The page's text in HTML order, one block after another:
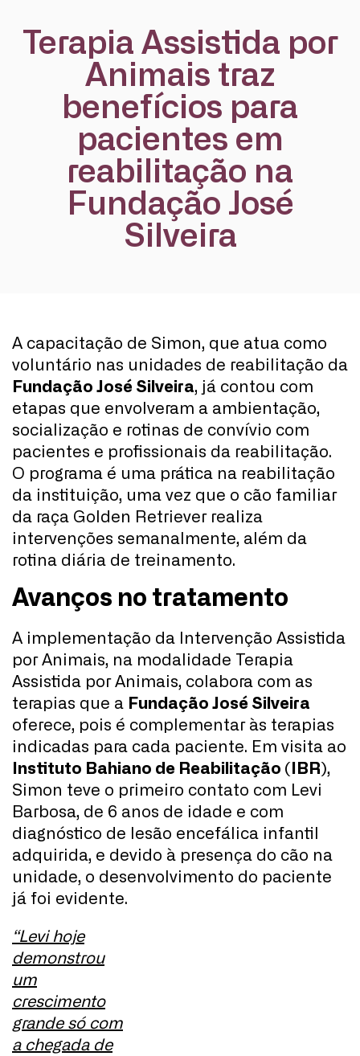
Terapia Assistida por
Animais traz
benefícios para
pacientes em
reabilitação na
Fundação José
Silveira
A capacitação de Simon, que atua como
voluntário nas unidades de reabilitação da
Fundação José Silveira, já contou com
etapas que envolveram a ambientação,
socialização e rotinas de convívio com
pacientes e profissionais da reabilitação.
O programa é uma prática na reabilitação
da instituição, uma vez que o cão familiar
da raça Golden Retriever realiza
intervenções semanalmente, além da
rotina diária de treinamento.
Avanços no tratamento
A implementação da Intervenção Assistida
por Animais, na modalidade Terapia
Assistida por Animais, colabora com as
terapias que a Fundação José Silveira
oferece, pois é complementar às terapias
indicadas para cada paciente. Em visita ao
Instituto Bahiano de Reabilitação (IBR),
Simon teve o primeiro contato com Levi
Barbosa, de 6 anos de idade e com
diagnóstico de lesão encefálica infantil
adquirida, e devido à presença do cão na
unidade, o desenvolvimento do paciente
já foi evidente.
“Levi hoje
demonstrou
um
crescimento
grande só com
a chegada de